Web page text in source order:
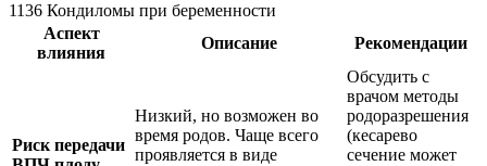
1136 Кондиломы при беременности
Аспект
влияния
Описание Рекомендации
Риск передачи
Низкий, но возможен во
время родов. Чаще всего
проявляется в виде
Обсудить с
врачом методы
родоразрешения
(кесарево
сечение может